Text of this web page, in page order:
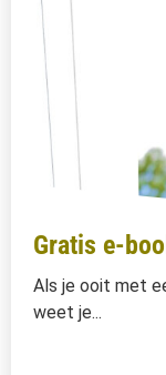
Gratis e-
Als je ooit met
weet je...